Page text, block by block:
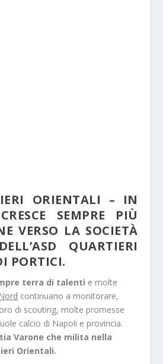
ORIENTALI – IN
SEMPRE PIÙ
VERSO LA SOCIETÀ
QUARTIERI
PORTICI.
terra di talenti e molte
continuano a monitorare,
di scouting, molte promesse
calcio di Napoli e provincia.
Varone che milita nella
Orientali.